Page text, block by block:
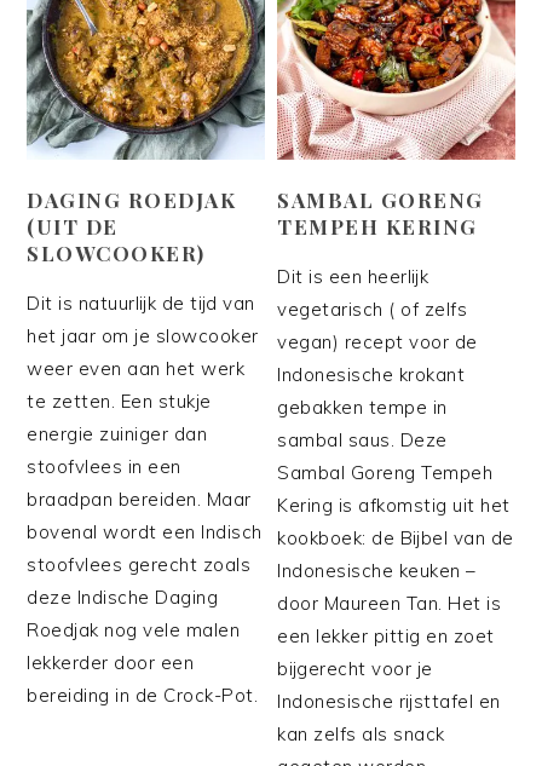
DAGING ROEDJAK
(UIT DE
SLOWCOOKER)
Dit is natuurlijk de tijd van
het jaar om je slowcooker
weer even aan het werk
te zetten. Een stukje
energie zuiniger dan
stoofvlees in een
braadpan bereiden. Maar
bovenal wordt een Indisch
stoofvlees gerecht zoals
deze Indische Daging
Roedjak nog vele malen
lekkerder door een
bereiding in de Crock-Pot.
SAMBAL GORENG
TEMPEH KERING
Dit is een heerlijk
vegetarisch ( of zelfs
vegan) recept voor de
Indonesische krokant
gebakken tempe in
sambal saus. Deze
Sambal Goreng Tempeh
Kering is afkomstig uit het
kookboek: de Bijbel van de
Indonesische keuken –
door Maureen Tan. Het is
een lekker pittig en zoet
bijgerecht voor je
Indonesische rijsttafel en
kan zelfs als snack